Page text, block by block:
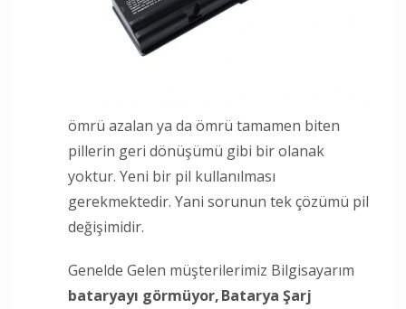
ömrü azalan ya da ömrü tamamen biten
pillerin geri dönüşümü gibi bir olanak
yoktur. Yeni bir pil kullanılması
gerekmektedir. Yani sorunun tek çözümü pil
değişimidir.
Genelde Gelen müşterilerimiz Bilgisayarım
bataryayı görmüyor,Batarya Şarj